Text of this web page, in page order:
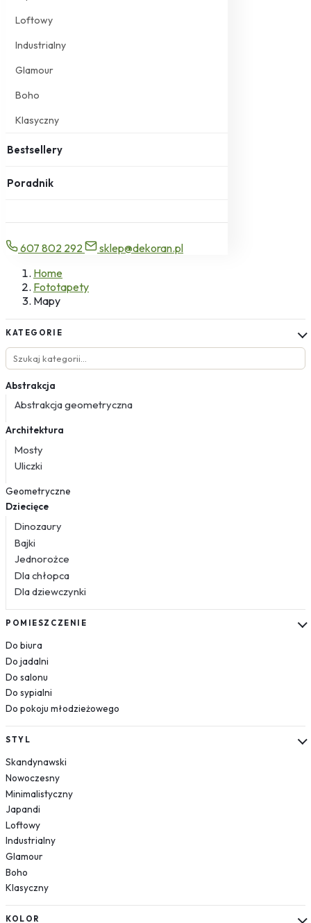
Loftowy
Industrialny
Glamour
Boho
Klasyczny
Bestsellery
Poradnik
607 802 292
sklep@dekoran.pl
Home
Fototapety
Mapy
KATEGORIE
Abstrakcja
Abstrakcja geometryczna
Architektura
Mosty
Uliczki
Geometryczne
Dziecięce
Dinozaury
Bajki
Jednorożce
Dla chłopca
Dla dziewczynki
Kosmos
Krajobrazy
Góry
Las
Plaża
Wodospad
Pustynia
Jezioro
Morze
Kwiaty
Dmuchawce
Lawenda
Magnolie
Maki
Storczyki
Piwonie
POMIESZCZENIE
Do biura
Do jadalni
Do salonu
Do sypialni
Do pokoju młodzieżowego
STYL
Skandynawski
Nowoczesny
Minimalistyczny
Japandi
Loftowy
Industrialny
Glamour
Boho
Klasyczny
KOLOR